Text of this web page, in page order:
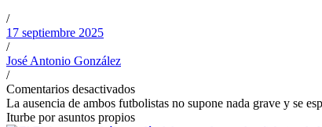
/
17 septiembre 2025
/
José Antonio González
/
Comentarios desactivados
La ausencia de ambos futbolistas no supone nada grave y se
Iturbe por asuntos propios